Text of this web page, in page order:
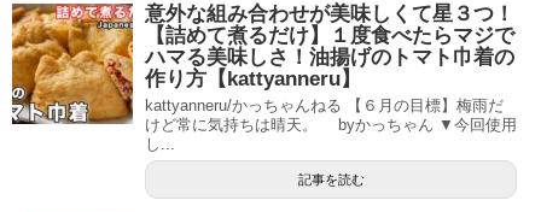
意外な組み合わせが美味しくて星３つ！
【詰めて煮るだけ】１度食べたらマジで
ハマる美味しさ！油揚げのトマト巾着の
作り方【kattyanneru】
kattyanneru/かっちゃんねる 【６月の目標】梅雨だ
けど常に気持ちは晴天。 byかっちゃん ▼今回使用
し...
記事を読む